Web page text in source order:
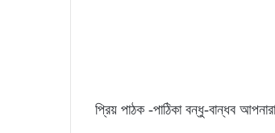
প্রিয় পাঠক -পাঠিকা বন্ধু-বান্ধব